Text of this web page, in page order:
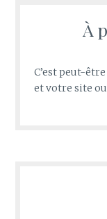
À
C’est peut-
et votre site